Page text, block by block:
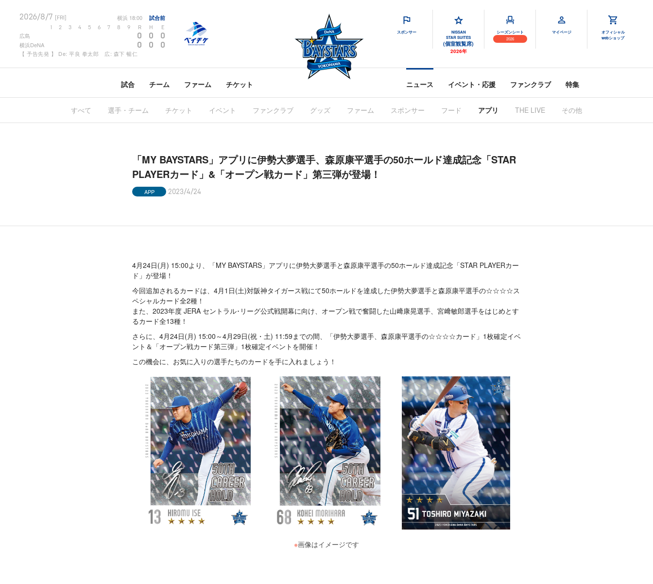
2026/8/7 [FRI] 横浜 18:00 試合前
2 3 4 5 6 7 8 9 R H E
広島 0 0 0
横浜DeNA 0 0 0
【 予告先発 】 De: 平良 拳太郎 広: 森下 暢仁
スポンサー
NISSAN
STAR SUITES
(個室観覧席)
2026年
シーズンシート
2026
マイページ
オフィシャル
webショップ
試合 チーム ファーム チケット ニュース イベント・応援 ファンクラブ 特集
すべて 選手・チーム チケット イベント ファンクラブ グッズ ファーム スポンサー フード アプリ THE LIVE その他
「MY BAYSTARS」アプリに伊勢大夢選手、森原康平選手の50ホールド達成記念「STAR
PLAYERカード」&「オープン戦カード」第三弾が登場！
APP 2023/4/24
4月24日(月) 15:00より、「MY BAYSTARS」アプリに伊勢大夢選手と森原康平選手の50ホールド達成記念「STAR PLAYERカー
ド」が登場！
今回追加されるカードは、4月1日(土)対阪神タイガース戦にて50ホールドを達成した伊勢大夢選手と森原康平選手の☆☆☆☆ス
ペシャルカード全2種！
また、2023年度 JERA セントラル･リーグ公式戦開幕に向け、オープン戦で奮闘した山﨑康晃選手、宮﨑敏郎選手をはじめとす
るカード全13種！
さらに、4月24日(月) 15:00～4月29日(祝・土) 11:59までの間、「伊勢大夢選手、森原康平選手の☆☆☆☆カード」1枚確定イベ
ント＆「オープン戦カード第三弾」1枚確定イベントを開催！
この機会に、お気に入りの選手たちのカードを手に入れましょう！
※画像はイメージです